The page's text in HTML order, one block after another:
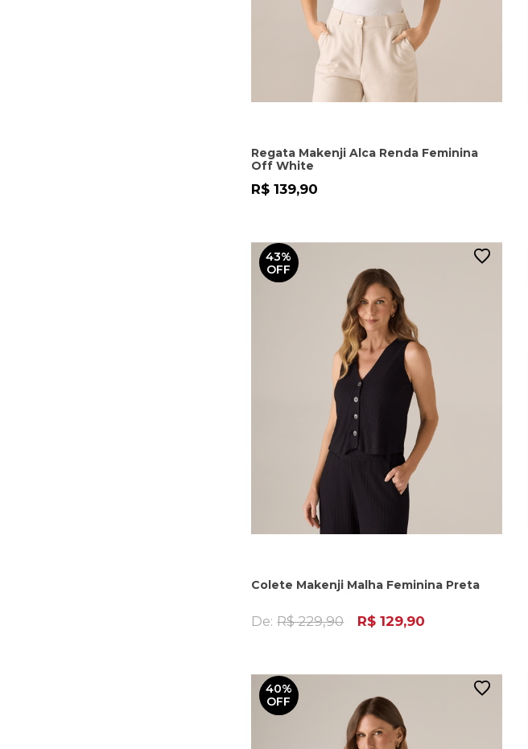
Regata Makenji Alca Renda Feminina
Off White
R$ 139,90
43%
OFF
Colete Makenji Malha Feminina Preta
De: R$ 229,90 R$ 129,90
40%
OFF